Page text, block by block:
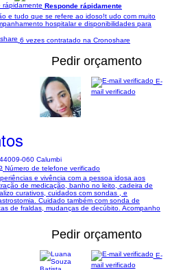
Responde rápidamente
e tudo que se refere ao idoso!t udo com muito
hospitalar e disponibilidades para
6 vezes contratado na Cronoshare
Pedir orçamento
060 Calumbi
E-
mail verificado
Número de telefone verificado
e vivência com a pessoa idosa aos
de medicação, banho no leito, cadeira de
curativos, cuidados com sondas , e
Cuidado também com sonda de
de fraldas, mudanças de decúbito. Acompanho
Pedir orçamento
E-
mail verificado